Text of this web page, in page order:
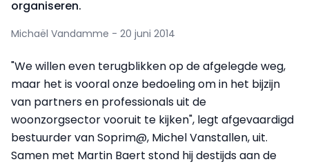
organiseren.
Michaël Vandamme - 20 juni 2014
"We willen even terugblikken op de afgelegde weg,
maar het is vooral onze bedoeling om in het bijzijn
van partners en professionals uit de
woonzorgsector vooruit te kijken", legt afgevaardigd
bestuurder van Soprim@, Michel Vanstallen, uit.
Samen met Martin Baert stond hij destijds aan de